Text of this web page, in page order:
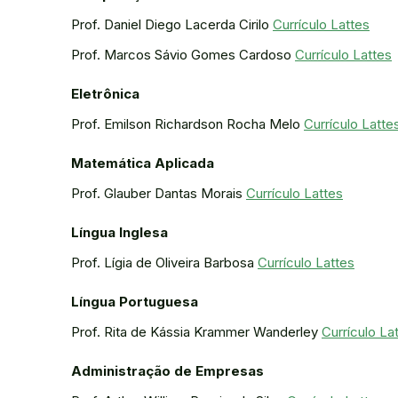
Prof. Daniel Diego Lacerda Cirilo Currículo Lattes
Prof. Marcos Sávio Gomes Cardoso Currículo Lattes
Eletrônica
Prof. Emilson Richardson Rocha Melo Currículo
Matemática Aplicada
Prof. Glauber Dantas Morais Currículo Lattes
Língua Inglesa
Prof. Lígia de Oliveira Barbosa Currículo Lattes
Língua Portuguesa
Prof. Rita de Kássia Krammer Wanderley Currículo
Administração de Empresas